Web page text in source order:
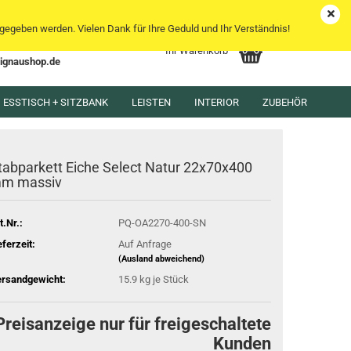
vergessen?
Ihr Warenkorb
werden. Vielen Dank für Ihre Geduld und Ihr Verständnis!
ESSTISCH + SITZBANK LEISTEN INTERIOR ZUBEHÖR
Eiche Select Natur 22x70x400
massiv
PQ-OA2270-400-SN
Auf Anfrage
(Ausland abweichend)
15.9 kg je Stück
nur für freigeschaltete
Kunden